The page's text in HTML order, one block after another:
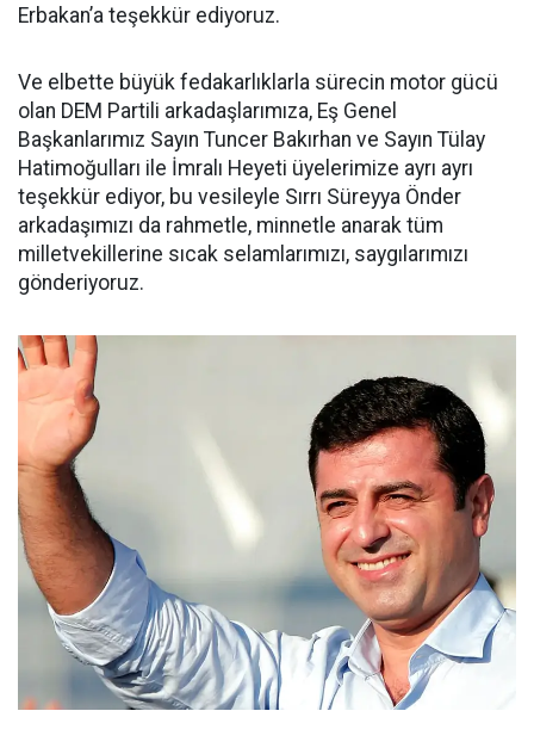
Erbakan’a teşekkür ediyoruz.
Ve elbette büyük fedakarlıklarla sürecin motor gücü
olan DEM Partili arkadaşlarımıza, Eş Genel
Başkanlarımız Sayın Tuncer Bakırhan ve Sayın Tülay
Hatimoğulları ile İmralı Heyeti üyelerimize ayrı ayrı
teşekkür ediyor, bu vesileyle Sırrı Süreyya Önder
arkadaşımızı da rahmetle, minnetle anarak tüm
milletvekillerine sıcak selamlarımızı, saygılarımızı
gönderiyoruz.